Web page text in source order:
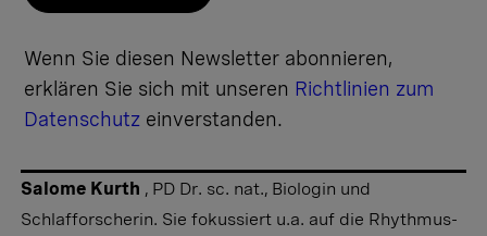
Wenn Sie diesen Newsletter abonnieren,
erklären Sie sich mit unseren Richtlinien zum
Datenschutz einverstanden.
Salome Kurth , PD Dr. sc. nat., Biologin und
Schlafforscherin. Sie fokussiert u.a. auf die Rhythmus-